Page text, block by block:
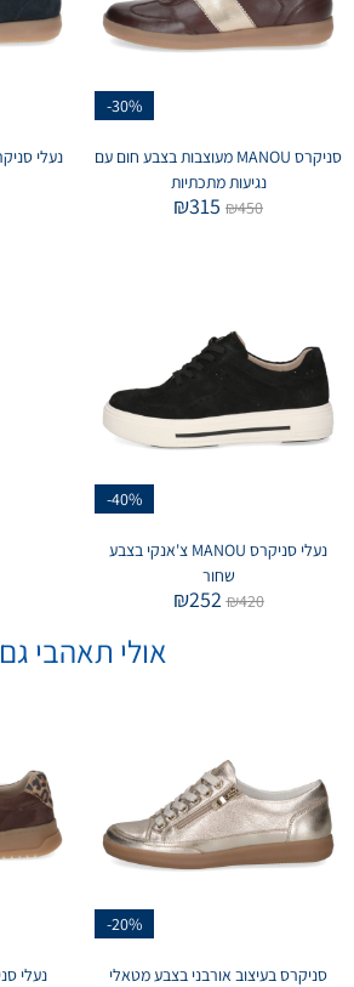
-30%
סניקרס MANOU מעוצבות בצבע חום עם
נגיעות מתכתיות
₪450
₪315
-40%
נעלי סניקרס MANOU צ'אנקי בצבע
שחור
₪420
₪252
אולי תאהבי גם
-20%
סניקרס בעיצוב אורבני בצבע מטאלי